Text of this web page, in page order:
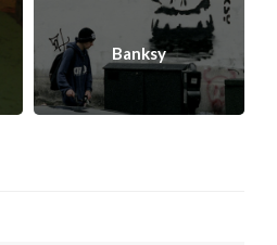
Banksy